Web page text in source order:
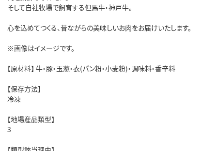
そして自社牧場で飼育する但馬牛・神戸牛。
心を込めてつくる、昔ながらの美味しいお肉をお届けいたします。
※画像はイメージです。
【原材料】 牛・豚・玉葱・衣(パン粉・小麦粉)・調味料・香辛料
【保存方法】
冷凍
【地場産品類型】
3